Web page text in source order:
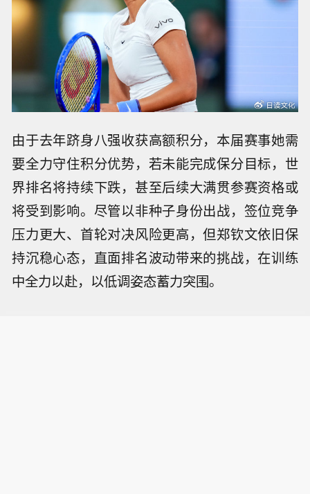
由于去年跻身八强收获高额积分，本届赛事她需
要全力守住积分优势，若未能完成保分目标，世
界排名将持续下跌，甚至后续大满贯参赛资格或
将受到影响。尽管以非种子身份出战，签位竞争
压力更大、首轮对决风险更高，但郑钦文依旧保
持沉稳心态，直面排名波动带来的挑战，在训练
中全力以赴，以低调姿态蓄力突围。